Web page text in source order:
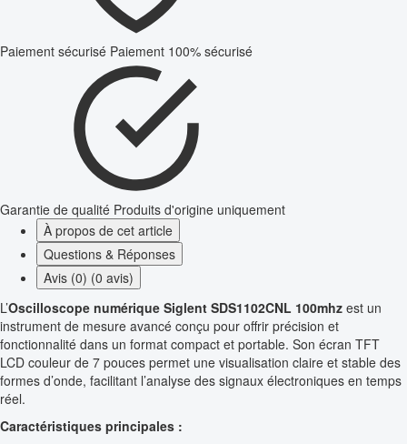
Paiement sécurisé Paiement 100% sécurisé
Garantie de qualité Produits d'origine uniquement
À propos de cet article
Questions & Réponses
Avis (0) (0 avis)
L’Oscilloscope numérique Siglent SDS1102CNL 100mhz est un
instrument de mesure avancé conçu pour offrir précision et
fonctionnalité dans un format compact et portable. Son écran TFT
LCD couleur de 7 pouces permet une visualisation claire et stable des
formes d’onde, facilitant l’analyse des signaux électroniques en temps
réel.
Caractéristiques principales :